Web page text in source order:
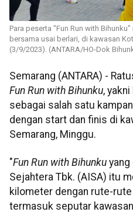
Para peserta "Fun Run with
bersama usai berlari, di kawasan
(3/9/2023). (ANTARA/HO-Dok
Semarang (ANTARA) -
Fun Run with Bihunku,
sebagai salah satu
dengan start dan finis di
Semarang, Minggu.
"Fun Run with Bihunku yang
Sejahtera Tbk. (AISA) itu
kilometer dengan rute-
termasuk seputar